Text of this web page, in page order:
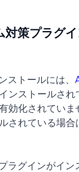
策プラグ
ストールには、
ンストールさ
効化されていま
されている場合
ラグインがイン